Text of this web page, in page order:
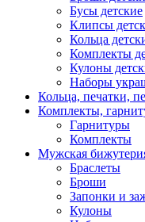
Бусы детские
Клипсы
Кольца
Комплекты
Кулоны
Наборы
Кольца, печатки,
Комплекты,
Гарнитуры
Комплекты
Мужская
Браслеты
Броши
Запонки и
Кулоны